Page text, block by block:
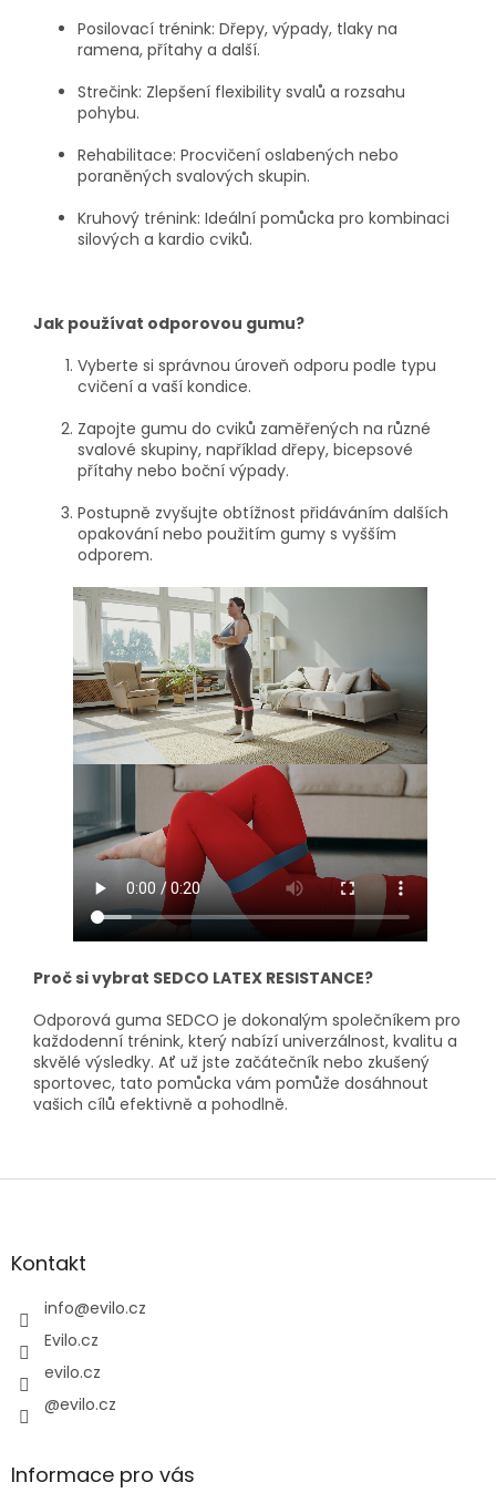
Posilovací trénink: Dřepy, výpady, tlaky na
ramena, přítahy a další.
Strečink: Zlepšení flexibility svalů a rozsahu
pohybu.
Rehabilitace: Procvičení oslabených nebo
poraněných svalových skupin.
Kruhový trénink: Ideální pomůcka pro kombinaci
silových a kardio cviků.
Jak používat odporovou gumu?
Vyberte si správnou úroveň odporu podle typu
cvičení a vaší kondice.
Zapojte gumu do cviků zaměřených na různé
svalové skupiny, například dřepy, bicepsové
přítahy nebo boční výpady.
Postupně zvyšujte obtížnost přidáváním dalších
opakování nebo použitím gumy s vyšším
odporem.
Proč si vybrat SEDCO LATEX RESISTANCE?
Odporová guma SEDCO je dokonalým společníkem pro
každodenní trénink, který nabízí univerzálnost, kvalitu a
skvělé výsledky. Ať už jste začátečník nebo zkušený
sportovec, tato pomůcka vám pomůže dosáhnout
vašich cílů efektivně a pohodlně.
Z
aKontakt
info@evilo.cz
Evilo.cz
evilo.cz
@evilo.cz
Informace pro vás